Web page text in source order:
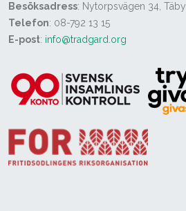
Besöksadress: Nytorpsvägen 34, Täby
Telefon: 08-792 13 15
E-post: info@tradgard.org